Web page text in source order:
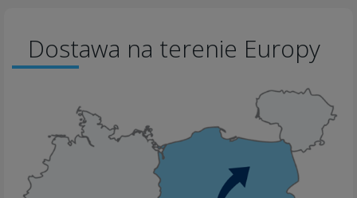
Dostawa na terenie Europy